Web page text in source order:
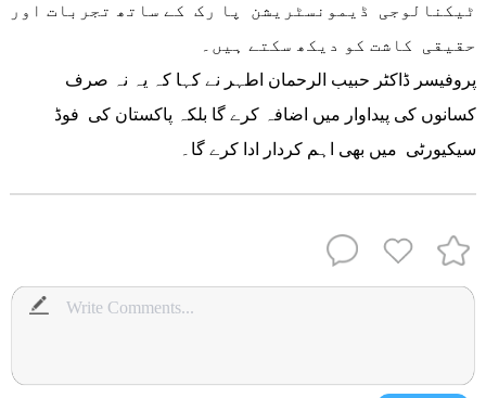
ٹیکنالوجی ڈیمونسٹریشن پا رک کے ساتھ تجربات اور
حقیقی کاشت کو دیکھ سکتے ہیں۔
پروفیسر ڈاکٹر حبیب الرحمان اطہر نے کہا کہ یہ نہ صرف
کسانوں کی پیداوار میں اضافہ کرے گا بلکہ پاکستان کی فوڈ
سیکیورٹی میں بھی اہم کردار ادا کرے گا۔